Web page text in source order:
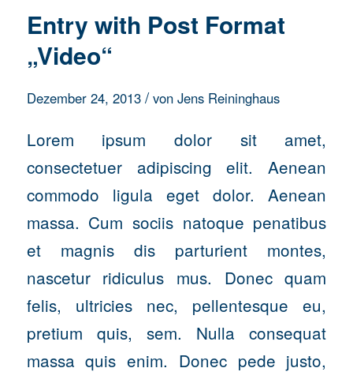
Entry with Post Format
„Video“
Dezember 24, 2013 / von Jens Reininghaus
Lorem ipsum dolor sit amet,
consectetuer adipiscing elit. Aenean
commodo ligula eget dolor. Aenean
massa. Cum sociis natoque penatibus
et magnis dis parturient montes,
nascetur ridiculus mus. Donec quam
felis, ultricies nec, pellentesque eu,
pretium quis, sem. Nulla consequat
massa quis enim. Donec pede justo,